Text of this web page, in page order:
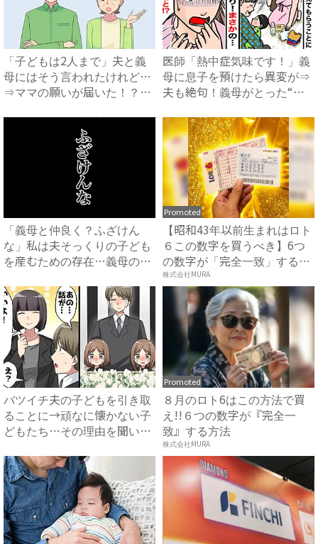
「子どもは2人まで」夫と義
母にはそう言われたけれど…
⇒ママの願いが届いた！？
医師「熱中症気味です！」義
母に息子を預けたら異変が⇒
夫も絶句！義母がとった“信
「義母と仲良く？ふざけん
な」私は夫そっくりの子ども
を産むための存在…義母の企
Promoted
【昭和43年以前生まれはロト
６この数字を買うべき】6つ
の数字が「完全一致」する
方...
株式会社MURA
バツイチ夫の子どもを引き取
ることに→頑なに懐かない子
どもたち…その理由を聞いて
Promoted
８月のロト6はこの方法で買
え!!６つの数字が『完全一
致』する方法
株式会社MURA